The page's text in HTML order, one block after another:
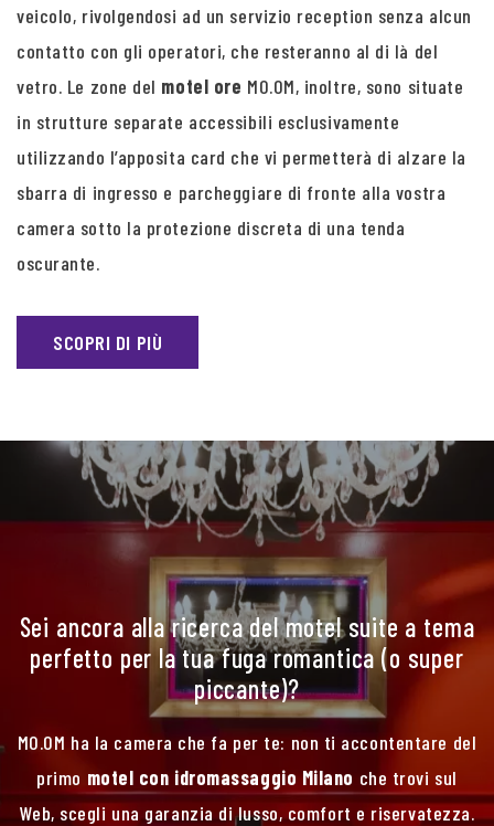
veicolo, rivolgendosi ad un servizio reception senza alcun
contatto con gli operatori, che resteranno al di là del
vetro. Le zone del motel ore MO.OM, inoltre, sono situate
in strutture separate accessibili esclusivamente
utilizzando l’apposita card che vi permetterà di alzare la
sbarra di ingresso e parcheggiare di fronte alla vostra
camera sotto la protezione discreta di una tenda
oscurante.
SCOPRI DI PIÙ
Sei ancora alla ricerca del motel suite a tema
perfetto per la tua fuga romantica (o super
piccante)?
MO.OM ha la camera che fa per te: non ti accontentare del
primo motel con idromassaggio Milano che trovi sul
Web, scegli una garanzia di lusso, comfort e riservatezza.